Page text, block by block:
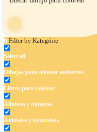
Filter by Kategórie
Select all
Dibujos para colorear antiestrés
Libros para colorear
Alfabeto y números
Animales y naturaleza
Ingrese el nombre, el área o
buscando.
Dibujos para colorear
Libros para colorear
Alfabeto y
Animales y